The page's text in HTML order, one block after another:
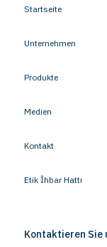
Startseite
Unternehmen
Produkte
Medien
Kontakt
Etik İhbar Hattı
Kontaktieren Sie